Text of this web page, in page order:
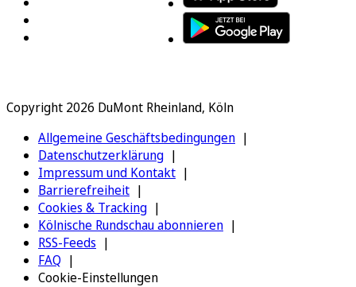
Copyright 2026 DuMont Rheinland, Köln
Allgemeine Geschäftsbedingungen
Datenschutzerklärung
Impressum und Kontakt
Barrierefreiheit
Cookies & Tracking
Kölnische Rundschau abonnieren
RSS-Feeds
FAQ
Cookie-Einstellungen